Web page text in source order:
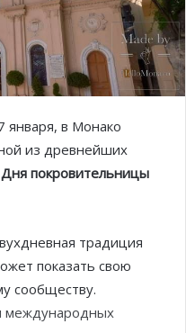
января, в Монако
из древнейших
Дня покровительницы
традиция
показать свою
сообществу.
международных